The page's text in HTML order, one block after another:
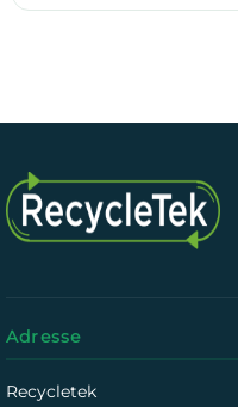
Adresse
Recycletek